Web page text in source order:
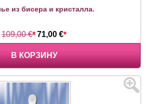
из бисера и кристалла.
109,00 €*71,00 €*
В КОРЗИНУ